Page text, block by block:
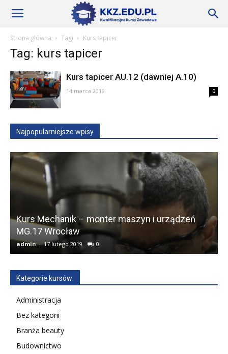
Szkoły
KKZ
Aktualności
Strona główna Tagi Kurs tapicer
Tag: kurs tapicer
Kurs tapicer AU.12 (dawniej A.10)
14 marca 2019 0
Najpopularniejsze wpisy
Kurs Mechanik – monter maszyn i urządzeń
MG.17 Wrocław
admin - 17 lutego 2019 0
Kategorie kursów:
Administracja
Bez kategorii
Branża beauty
Budownictwo